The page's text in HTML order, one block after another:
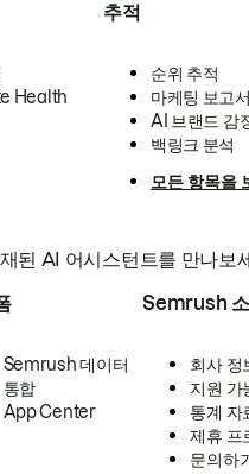
Health
추적
순위 추적
마케팅 보고
AI 브랜드 감
백링크 분석
모든 항목을
된 AI 어시스턴트를 만나보
Semrush 데이터
통합
App Center
Semrush
회사 정
지원 가
통계 자
제휴 프
문의하